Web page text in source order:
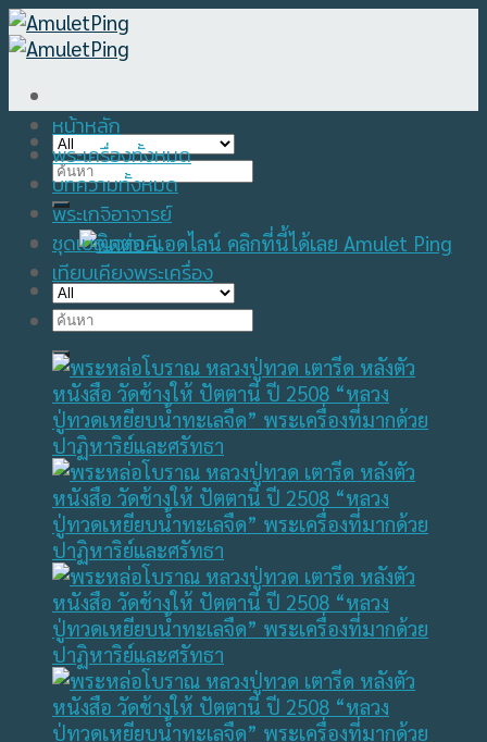
Skip
to
Search
for:
Search
หน้าหลัก
พระเครื่องทั้งหมด
บทความทั้งหมด
พระเกจิอาจารย์
ชุดเบญจภาคี
เทียบเคียงพระเครื่อง